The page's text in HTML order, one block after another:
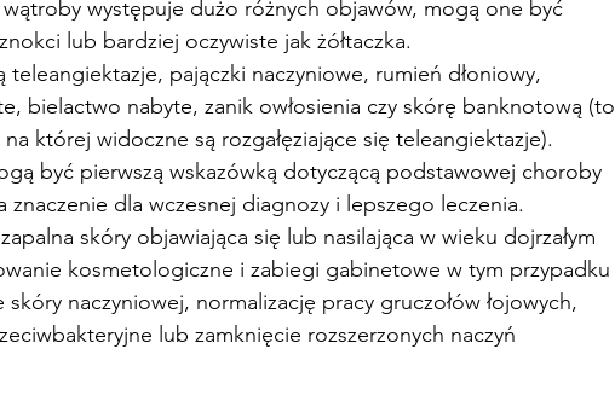
występuje dużo różnych objawów, mogą one być
lub bardziej oczywiste jak żółtaczka.
pajączki naczyniowe, rumień dłoniowy,
bielactwo nabyte, zanik owłosienia czy skórę banknotową (to
której widoczne są rozgałęziające się teleangiektazje).
być pierwszą wskazówką dotyczącą podstawowej choroby
dla wczesnej diagnozy i lepszego leczenia.
skóry objawiająca się lub nasilająca w wieku dojrzałym
kosmetologiczne i zabiegi gabinetowe w tym przypadku
naczyniowej, normalizację pracy gruczołów łojowych,
lub zamknięcie rozszerzonych naczyń